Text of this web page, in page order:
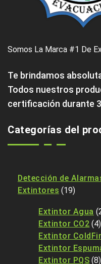
Somos La Marca #1 De
Te brindamos
Todos nuestros
certificación durante
Categorías del
Detección de
Extintores (19)
Extintor Agua
Extintor CO2 (4)
Extintor
Extintor
Extintor PQS (8)